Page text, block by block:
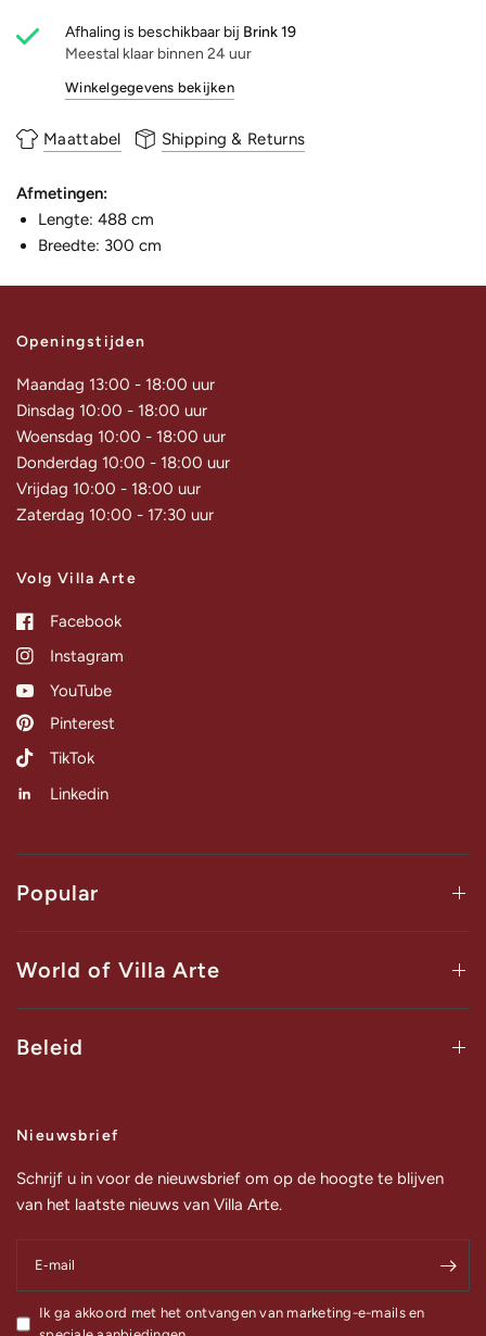
Afhaling is beschikbaar bij Brink 19
Meestal klaar binnen 24 uur
Winkelgegevens bekijken
Maattabel Shipping & Returns
Afmetingen:
Lengte: 488 cm
Breedte: 300 cm
Openingstijden
Maandag 13:00 - 18:00 uur
Dinsdag 10:00 - 18:00 uur
Woensdag 10:00 - 18:00 uur
Donderdag 10:00 - 18:00 uur
Vrijdag 10:00 - 18:00 uur
Zaterdag 10:00 - 17:30 uur
Volg Villa Arte
Facebook
Instagram
YouTube
Pinterest
TikTok
Linkedin
Popular
World of Villa Arte
Beleid
Nieuwsbrief
Schrijf u in voor de nieuwsbrief om op de hoogte te blijven
van het laatste nieuws van Villa Arte.
E‑mail
Ik ga akkoord met het ontvangen van marketing-e-mails en